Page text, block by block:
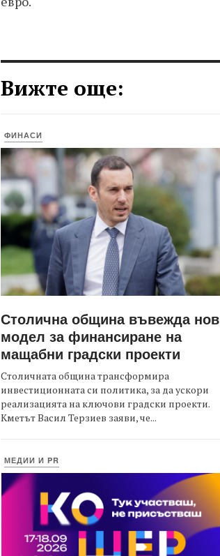
Вижте още:
ФИНАСИ
Столична община въвежда нов
модел за финансиране на
мащабни градски проекти
Столичната община трансформира
инвестиционната си политика, за да ускори
реализацията на ключови градски проекти.
Кметът Васил Терзиев заяви, че...
МЕДИИ И PR